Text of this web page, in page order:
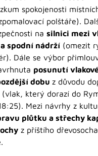
spokojenosti
polštáře).
na silnici mezi
spodní nádrží (omezit
Dále se výbor
posunutí
dobu z důvodu
(vlak, který dorazí do
Mezi návrhy z
plůtku a střechy
z příštího